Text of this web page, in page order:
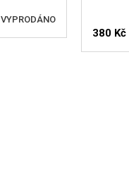
VYPRODÁNO
380 Kč